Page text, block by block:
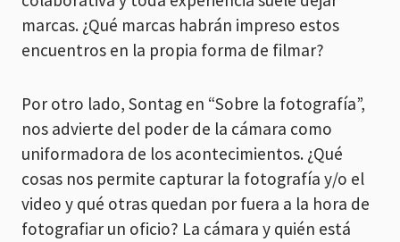
marcas. ¿Qué marcas habrán impreso estos
encuentros en la propia forma de filmar?
Por otro lado, Sontag en “Sobre la fotografía”,
nos advierte del poder de la cámara como
uniformadora de los acontecimientos. ¿Qué
cosas nos permite capturar la fotografía y/o el
video y qué otras quedan por fuera a la hora de
fotografiar un oficio? La cámara y quién está